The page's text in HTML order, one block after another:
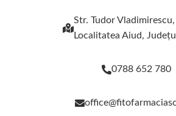
Str. Tudor
Localitatea Aiud,
0788 652 780